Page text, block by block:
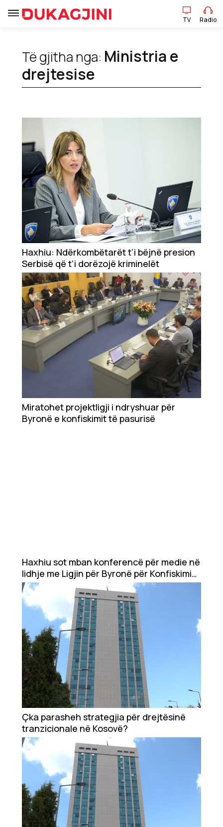
TV
Pikëpamje
Art Jete
Kulturë
Showbiz
Ekonomi
Teknologji
Udhëtime
DuVideo
TV Radio
Të gjitha nga: Ministria e
drejtesise
Haxhiu: Ndërkombëtarët t’i bëjnë presion
Serbisë që t’i dorëzojë kriminelët
Miratohet projektligji i ndryshuar për
Byronë e konfiskimit të pasurisë
Haxhiu sot mban konferencë për medie në
lidhje me Ligjin për Byronë për Konfiskimin
e Pasurisë
Çka parasheh strategjia për drejtësinë
tranzicionale në Kosovë?